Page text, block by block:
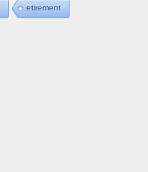
etirement